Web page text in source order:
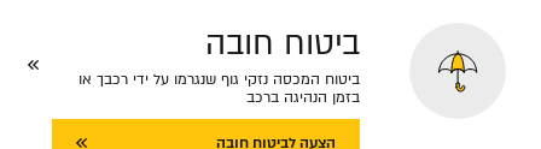
ביטוח חובה
ביטוח המכסה נזקי גוף שנגרמו על ידי רכבך או
בזמן הנהיגה ברכב
הצעה לביטוח חובה